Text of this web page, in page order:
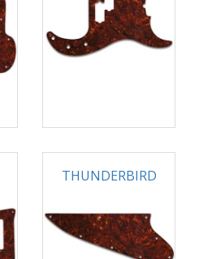
THUNDERBIRD